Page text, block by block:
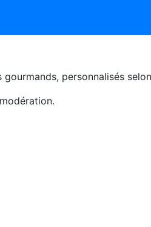
personnalisés